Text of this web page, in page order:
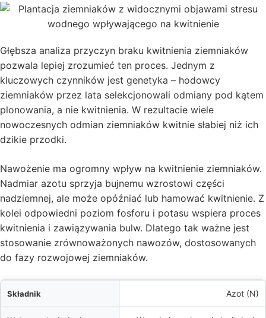
Głębsza analiza przyczyn braku kwitnienia ziemniaków
pozwala lepiej zrozumieć ten proces. Jednym z
kluczowych czynników jest genetyka – hodowcy
ziemniaków przez lata selekcjonowali odmiany pod kątem
plonowania, a nie kwitnienia. W rezultacie wiele
nowoczesnych odmian ziemniaków kwitnie słabiej niż ich
dzikie przodki.
Nawożenie ma ogromny wpływ na kwitnienie ziemniaków.
Nadmiar azotu sprzyja bujnemu wzrostowi części
nadziemnej, ale może opóźniać lub hamować kwitnienie. Z
kolei odpowiedni poziom fosforu i potasu wspiera proces
kwitnienia i zawiązywania bulw. Dlatego tak ważne jest
stosowanie zrównoważonych nawozów, dostosowanych
do fazy rozwojowej ziemniaków.
Azot (N)